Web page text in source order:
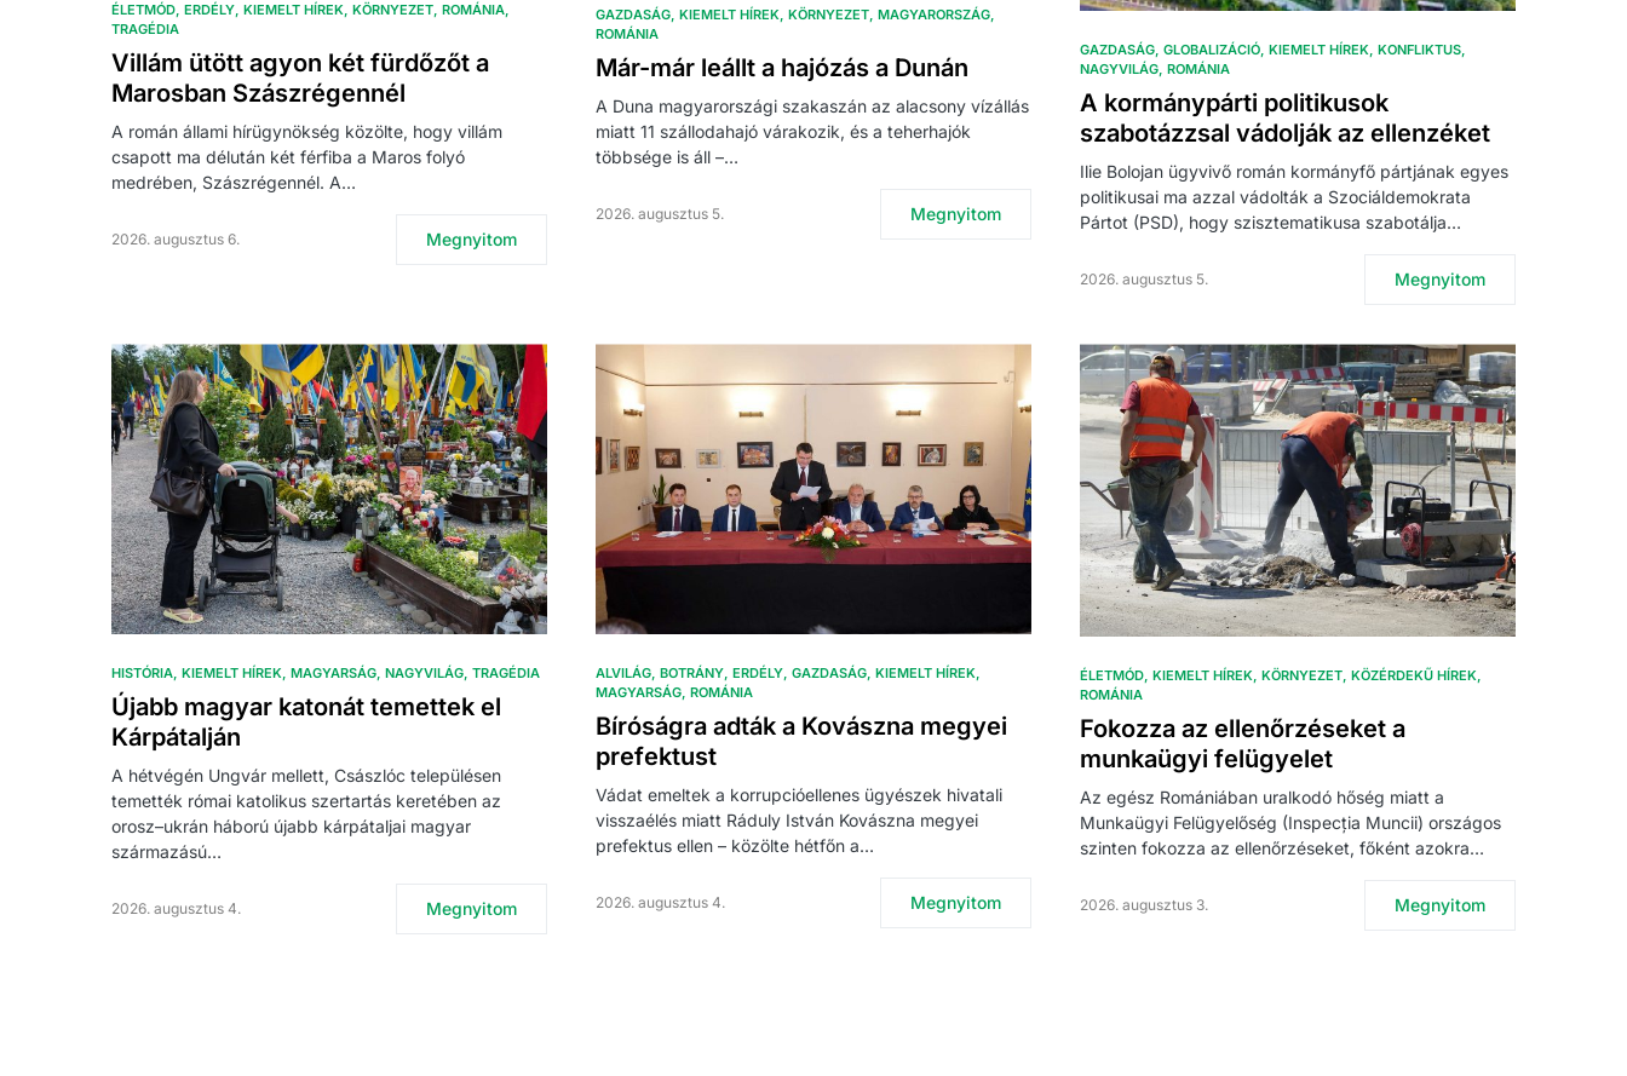
ÉLETMÓD ERDÉLY KIEMELT HÍREK KÖRNYEZET ROMÁNIA
TRAGÉDIA
Villám ütött agyon két fürdőzőt a
Marosban Szászrégennél
A román állami hírügynökség közölte, hogy villám
csapott ma délután két férfiba a Maros folyó
medrében, Szászrégennél. A…
2026. augusztus 6. Megnyitom
GAZDASÁG KIEMELT HÍREK KÖRNYEZET MAGYARORSZÁG
ROMÁNIA
Már-már leállt a hajózás a Dunán
A Duna magyarországi szakaszán az alacsony vízállás
miatt 11 szállodahajó várakozik, és a teherhajók
többsége is áll –…
2026. augusztus 5. Megnyitom
GAZDASÁG GLOBALIZÁCIÓ KIEMELT HÍREK KONFLIKTUS
NAGYVILÁG ROMÁNIA
A kormánypárti politikusok
szabotázzsal vádolják az ellenzéket
Ilie Bolojan ügyvivő román kormányfő pártjának egyes
politikusai ma azzal vádolták a Szociáldemokrata
Pártot (PSD), hogy szisztematikusa szabotálja…
2026. augusztus 5. Megnyitom
HISTÓRIA KIEMELT HÍREK MAGYARSÁG NAGYVILÁG TRAGÉDIA
Újabb magyar katonát temettek el
Kárpátalján
A hétvégén Ungvár mellett, Császlóc településen
temették római katolikus szertartás keretében az
orosz–ukrán háború újabb kárpátaljai magyar
származású…
2026. augusztus 4. Megnyitom
ALVILÁG BOTRÁNY ERDÉLY GAZDASÁG KIEMELT HÍREK
MAGYARSÁG ROMÁNIA
Bíróságra adták a Kovászna megyei
prefektust
Vádat emeltek a korrupcióellenes ügyészek hivatali
visszaélés miatt Ráduly István Kovászna megyei
prefektus ellen – közölte hétfőn a…
2026. augusztus 4. Megnyitom
ÉLETMÓD KIEMELT HÍREK KÖRNYEZET KÖZÉRDEKŰ HÍREK
ROMÁNIA
Fokozza az ellenőrzéseket a
munkaügyi felügyelet
Az egész Romániában uralkodó hőség miatt a
Munkaügyi Felügyelőség (Inspecția Muncii) országos
szinten fokozza az ellenőrzéseket, főként azokra…
2026. augusztus 3. Megnyitom